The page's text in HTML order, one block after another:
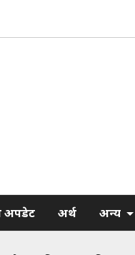
अपडेट अर्थ अन्य